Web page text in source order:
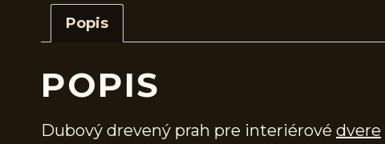
Popis
POPIS
Dubový drevený prah pre interiérové dvere